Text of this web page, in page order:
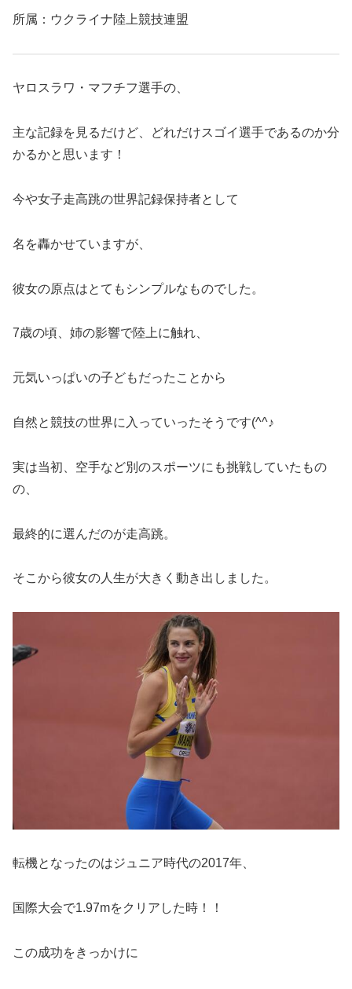
所属：ウクライナ陸上競技連盟
ヤロスラワ・マフチフ選手の、
主な記録を見るだけど、どれだけスゴイ選手であるのか分
かるかと思います！
今や女子走高跳の世界記録保持者として
名を轟かせていますが、
彼女の原点はとてもシンプルなものでした。
7歳の頃、姉の影響で陸上に触れ、
元気いっぱいの子どもだったことから
自然と競技の世界に入っていったそうです(^^♪
実は当初、空手など別のスポーツにも挑戦していたもの
の、
最終的に選んだのが走高跳。
そこから彼女の人生が大きく動き出しました。
転機となったのはジュニア時代の2017年、
国際大会で1.97mをクリアした時！！
この成功をきっかけに